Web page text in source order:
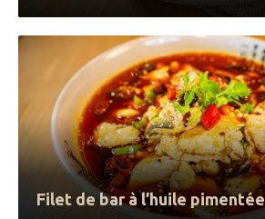
Filet de bar à l’huile pimentée